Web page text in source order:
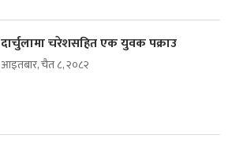
दार्चुलामा चरेशसहित एक युवक पक्राउ
आइतबार, चैत ८, २०८२